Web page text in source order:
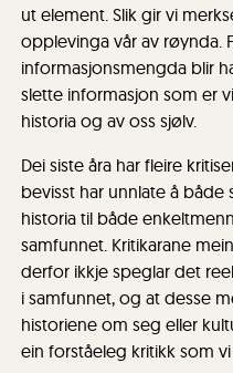
ut element. Slik gir vi
opplevinga vår av røynda.
informasjonsmengda blir
slette informasjon som er
historia og av oss sjølv.
Dei siste åra har fleire
bevisst har unnlate å både
historia til både
samfunnet. Kritikarane
derfor ikkje speglar det
i samfunnet, og at desse
historiene om seg eller
ein forståeleg kritikk som